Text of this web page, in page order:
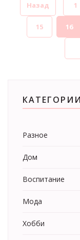
Назад 1
15 16
КАТЕГОРИИ
Разное
Дом
Воспитание
Мода
Хобби